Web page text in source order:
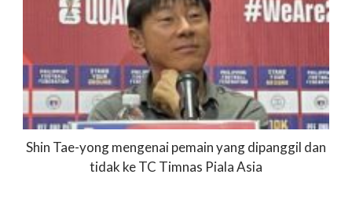
Shin Tae-yong mengenai pemain yang dipanggil dan
tidak ke TC Timnas Piala Asia